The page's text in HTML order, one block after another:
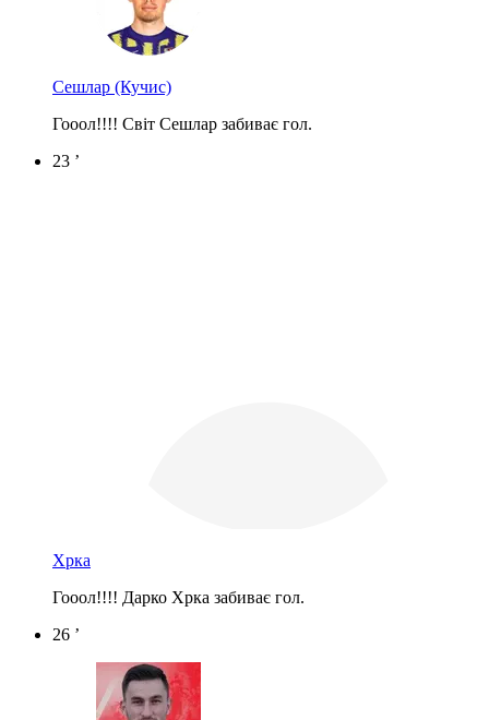
Сешлар (Кучис)
Гооол!!!! Світ Сешлар забиває гол.
23 ’
Хрка
Гооол!!!! Дарко Хрка забиває гол.
26 ’